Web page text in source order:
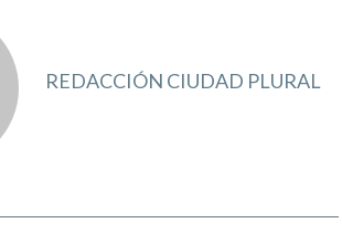
REDACCIÓN CIUDAD PLURAL